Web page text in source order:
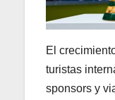
El
turistas
sponsors y